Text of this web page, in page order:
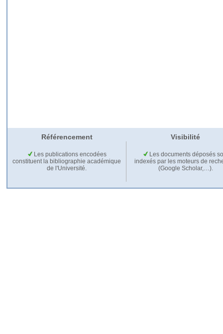
Référencement Visibilité
Les publications encodées
constituent la bibliographie académique
de l'Université.
Les documents déposés
indexés par les moteurs de
(Google Scholar,…).